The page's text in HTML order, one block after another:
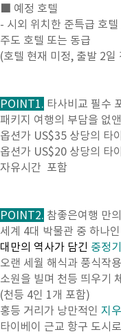
■ 예정 호텔
- 시외 위치한 준특급 호
주도 호텔 또는 동급
(호텔 현재 미정, 출발 2일
POINT1. 타사비교 필수
패키지 여행의 부담을 없앤
옵션가 US$35 상당의 타
옵션가 US$20 상당의 타
자유시간 포함
POINT2. 참좋은여행 만
세계 4대 박물관 중 하나인
대만의 역사가 담긴 중정
오랜 세월 해식과 풍식작
소원을 빌며 천등 띄우기
(천등 4인 1개 포함)
홍등 거리가 낭만적인 지
타이베이 근교 항구 도시